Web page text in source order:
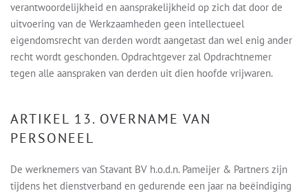
verantwoordelijkheid en aansprakelijkheid op zich dat door de
uitvoering van de Werkzaamheden geen intellectueel
eigendomsrecht van derden wordt aangetast dan wel enig ander
recht wordt geschonden. Opdrachtgever zal Opdrachtnemer
tegen alle aanspraken van derden uit dien hoofde vrijwaren.
ARTIKEL 13. OVERNAME VAN
PERSONEEL
De werknemers van Stavant BV h.o.d.n. Pameijer & Partners zijn
tijdens het dienstverband en gedurende een jaar na beëindiging